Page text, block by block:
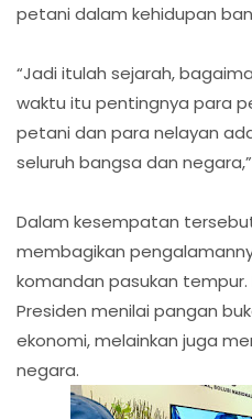
petani dalam kehidupan
“Jadi itulah sejarah,
waktu itu pentingnya para
petani dan para nelayan
seluruh bangsa dan
Dalam kesempatan
membagikan
komandan pasukan
Presiden menilai pangan
ekonomi, melainkan juga
negara.